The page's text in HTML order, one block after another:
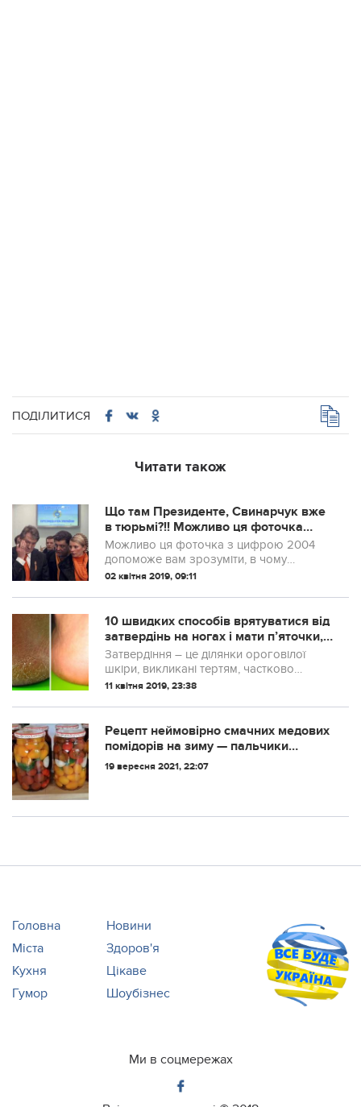
ПОДІЛИТИСЯ
Читати також
Що там Президенте, Свинарчук вже
в тюрьмі?!! Можливо ця фоточка
допоможе вам зрозуміти, в чому
феномен Зеленського?
Можливо ця фоточка з цифрою 2004
допоможе вам зрозуміти, в чому
феномен Зеленського? Можливо, тих
люди, яких вже в корінь заїбало 15 років
бачити одні ...
02 квітня 2019, 09:11
10 швидких способів врятуватися від
затвердінь на ногах і мати п’яточки,
мов у немовляти
Затвердіння – це ділянки ороговілої
шкіри, викликані тертям, частково
болючі. Вони часто зустрічаються на
можуть запалюватися, якщо їх вчасно не
ліку...
11 квітня 2019, 23:38
Рецепт неймовірно смачних медових
помідорів на зиму — пальчики
оближеш
19 вересня 2021, 22:07
Головна
Новини
Міста
Здоров'я
Кухня
Цікаве
Гумор
Шоубізнес
Ми в соцмережах